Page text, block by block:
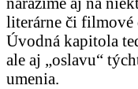
literárne či filmové
Úvodná kapitola
ale aj „oslavu“
umenia.